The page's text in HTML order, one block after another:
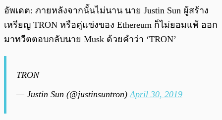
อัพเดต: ภายหลังจากนั้นไม่นาน นาย Justin Sun ผู้สร้าง
เหรียญ TRON หรือคู่แข่งของ Ethereum ก็ไม่ยอมแพ้ ออก
มาทวีตตอบกลับนาย Musk ด้วยคำว่า ‘TRON’
TRON
— Justin Sun (@justinsuntron)April 30, 2019